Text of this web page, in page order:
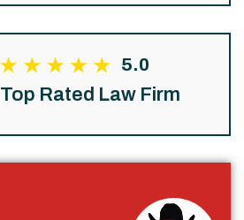
5.0
Top Rated Law Firm